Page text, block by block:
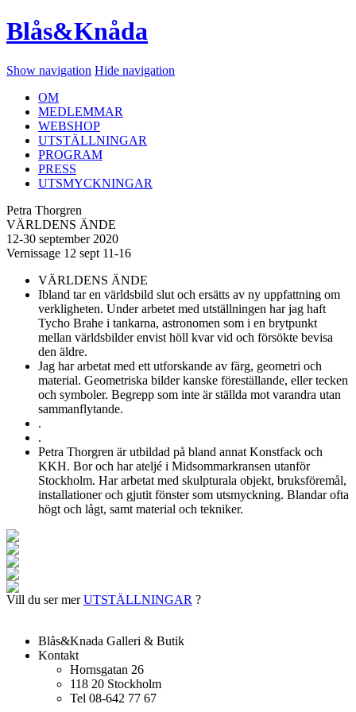
Blås&Knåda
Show navigation Hide navigation
OM
MEDLEMMAR
WEBSHOP
UTSTÄLLNINGAR
PROGRAM
PRESS
UTSMYCKNINGAR
Petra Thorgren
VÄRLDENS ÄNDE
12-30 september 2020
Vernissage 12 sept 11-16
VÄRLDENS ÄNDE
Ibland tar en världsbild slut och ersätts av ny uppfattning om
verkligheten. Under arbetet med utställningen har jag haft
Tycho Brahe i tankarna, astronomen som i en brytpunkt
mellan världsbilder envist höll kvar vid och försökte bevisa
den äldre.
Jag har arbetat med ett utforskande av färg, geometri och
material. Geometriska bilder kanske föreställande, eller tecken
och symboler. Begrepp som inte är ställda mot varandra utan
sammanflytande.
.
.
Petra Thorgren är utbildad på bland annat Konstfack och
KKH. Bor och har ateljé i Midsommarkransen utanför
Stockholm. Har arbetat med skulpturala objekt, bruksföremål,
installationer och gjutit fönster som utsmyckning. Blandar ofta
högt och lågt, samt material och tekniker.
Vill du ser merUTSTÄLLNINGAR ?
Blås&Knada Galleri & Butik
Kontakt
Hornsgatan 26
118 20 Stockholm
Tel 08-642 77 67